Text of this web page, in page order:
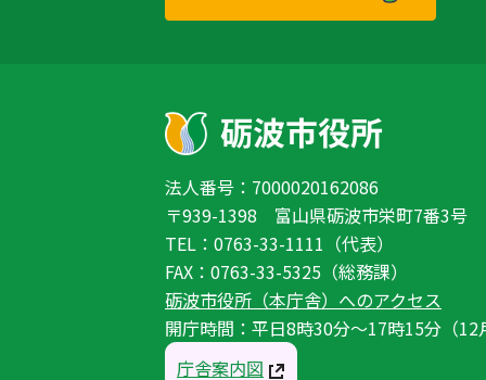
法人番号：7000020162086
〒939-1398 富山県砺波市栄町7番3号
TEL：0763-33-1111（代表）
FAX：0763-33-5325（総務課）
砺波市役所（本庁舎）へのアクセス
開庁時間：平日8時30分〜17時15分（12
庁舎案内図